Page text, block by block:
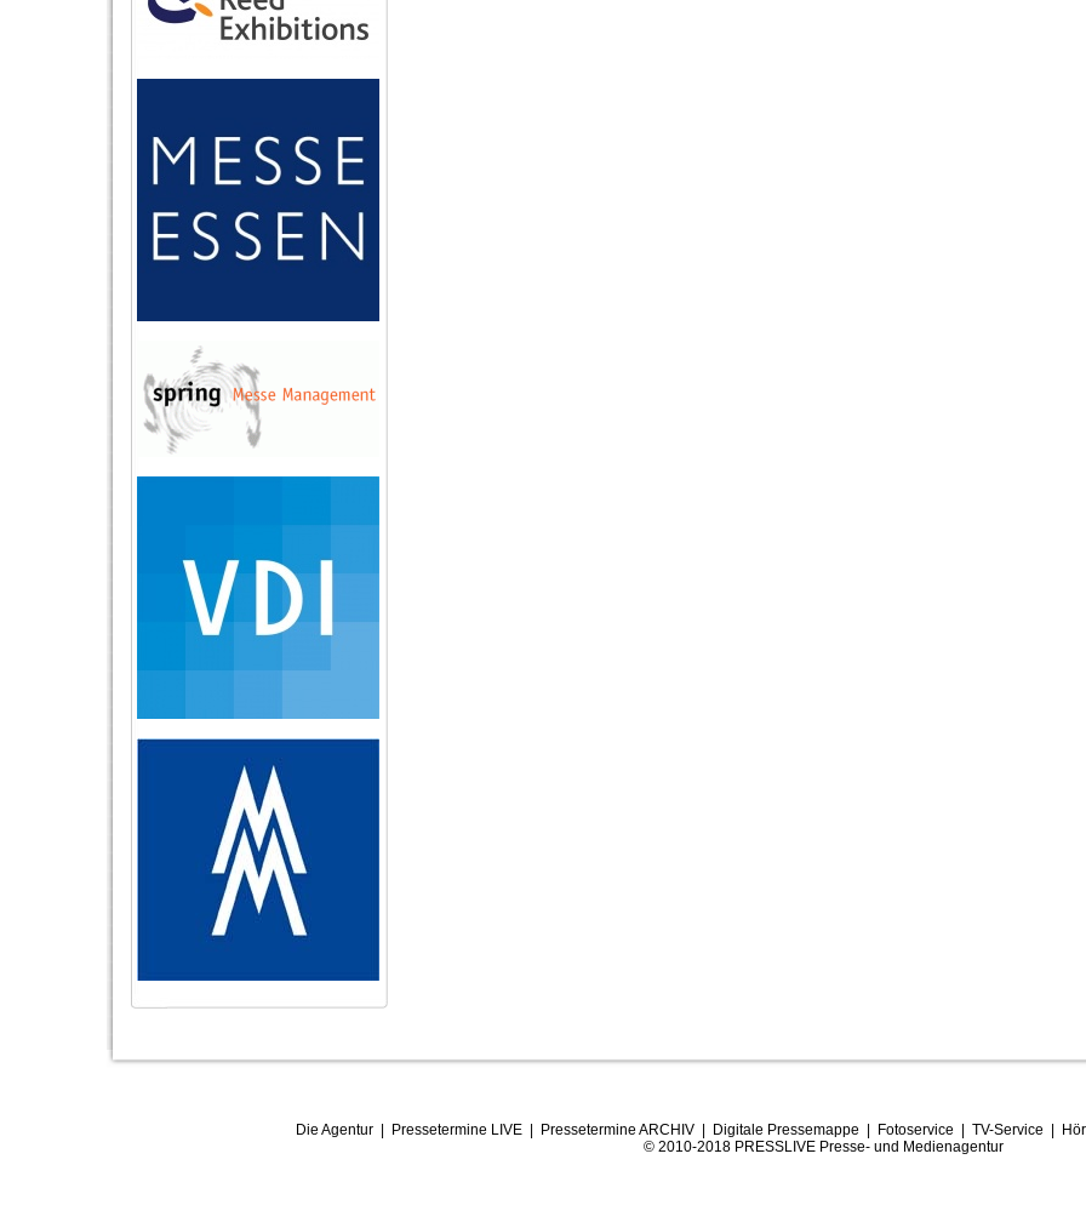
Die Agentur| Pressetermine LIVE| Pressetermine ARCHIV| Digitale Pressemappe Fotoservice TV-Service
© 2010-2018 PRESSLIVE Presse- und Medienagentur